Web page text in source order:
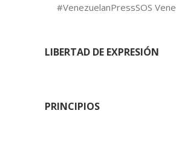
#VenezuelanPressSOS
LIBERTAD DE EXPRESIÓN
PRINCIPIOS